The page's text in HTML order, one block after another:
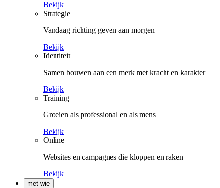
Bekijk
Strategie
Vandaag richting geven aan morgen
Bekijk
Identiteit
Samen bouwen aan een merk met kracht en karakter
Bekijk
Training
Groeien als professional en als mens
Bekijk
Online
Websites en campagnes die kloppen en raken
Bekijk
met wie